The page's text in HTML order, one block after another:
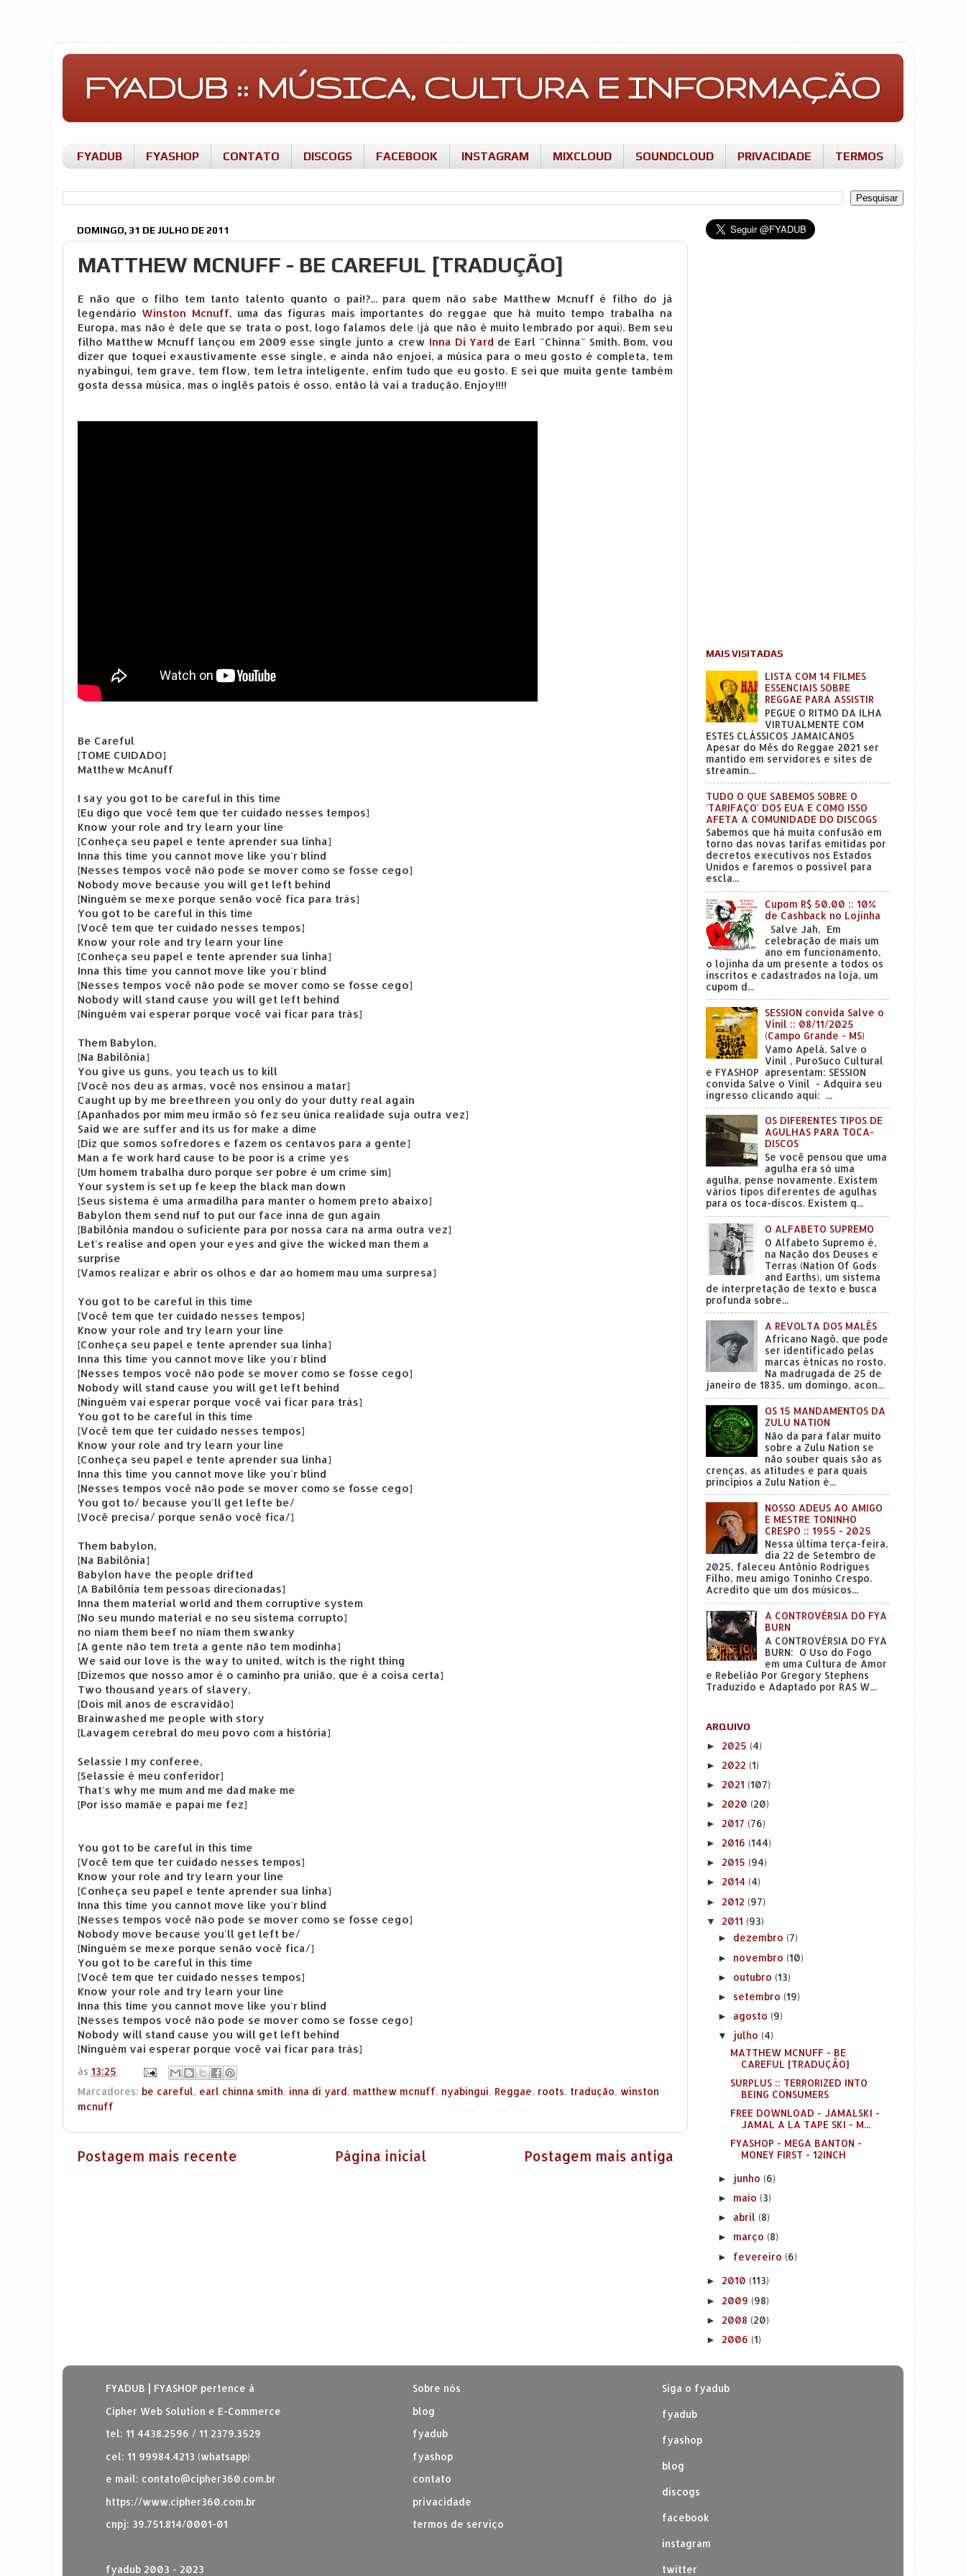
FYADUB :: MÚSICA, CULTURA E INFORMAÇÃO
FYADUB FYASHOP CONTATO DISCOGS FACEBOOK INSTAGRAM MIXCLOUD SOUNDCLOUD PRIVACIDADE TERMOS
DOMINGO, 31 DE JULHO DE 2011
MATTHEW MCNUFF - BE CAREFUL [TRADUÇÃO]
E não que o filho tem tanto talento quanto o pai!?... para quem não sabe Matthew Mcnuff é filho do já
legendário Winston Mcnuff, uma das figuras mais importantes do reggae que há muito tempo trabalha na
Europa, mas não é dele que se trata o post, logo falamos dele (já que não é muito lembrado por aqui). Bem seu
filho Matthew Mcnuff lançou em 2009 esse single junto a crew Inna Di Yard de Earl "Chinna" Smith. Bom, vou
dizer que toquei exaustivamente esse single, e ainda não enjoei, a música para o meu gosto é completa, tem
nyabingui, tem grave, tem flow, tem letra inteligente, enfim tudo que eu gosto. E sei que muita gente também
gosta dessa música, mas o inglês patois é osso, então lá vai a tradução. Enjoy!!!!
Be Careful
[TOME CUIDADO]
Matthew McAnuff
I say you got to be careful in this time
[Eu digo que você tem que ter cuidado nesses tempos]
Know your role and try learn your line
[Conheça seu papel e tente aprender sua linha]
Inna this time you cannot move like you'r blind
[Nesses tempos você não pode se mover como se fosse cego]
Nobody move because you will get left behind
[Ninguém se mexe porque senão você fica para trás]
You got to be careful in this time
[Você tem que ter cuidado nesses tempos]
Know your role and try learn your line
[Conheça seu papel e tente aprender sua linha]
Inna this time you cannot move like you'r blind
[Nesses tempos você não pode se mover como se fosse cego]
Nobody will stand cause you will get left behind
[Ninguém vai esperar porque você vai ficar para trás]
Them Babylon,
[Na Babilônia]
You give us guns, you teach us to kill
[Você nos deu as armas, você nos ensinou a matar]
Caught up by me breethreen you only do your dutty real again
[Apanhados por mim meu irmão só fez seu única realidade suja outra vez]
Said we are suffer and its us for make a dime
[Diz que somos sofredores e fazem os centavos para a gente]
Man a fe work hard cause to be poor is a crime yes
[Um homem trabalha duro porque ser pobre é um crime sim]
Your system is set up fe keep the black man down
[Seus sistema é uma armadilha para manter o homem preto abaixo]
Babylon them send nuf to put our face inna de gun again
[Babilônia mandou o suficiente para por nossa cara na arma outra vez]
Let's realise and open your eyes and give the wicked man them a
surprise
[Vamos realizar e abrir os olhos e dar ao homem mau uma surpresa]
You got to be careful in this time
[Você tem que ter cuidado nesses tempos]
Know your role and try learn your line
[Conheça seu papel e tente aprender sua linha]
Inna this time you cannot move like you'r blind
[Nesses tempos você não pode se mover como se fosse cego]
Nobody will stand cause you will get left behind
[Ninguém vai esperar porque você vai ficar para trás]
You got to be careful in this time
[Você tem que ter cuidado nesses tempos]
Know your role and try learn your line
[Conheça seu papel e tente aprender sua linha]
Inna this time you cannot move like you'r blind
[Nesses tempos você não pode se mover como se fosse cego]
You got to/ because you'll get lefte be/
[Você precisa/ porque senão você fica/]
Them babylon,
[Na Babilônia]
Babylon have the people drifted
[A Babilônia tem pessoas direcionadas]
Inna them material world and them corruptive system
[No seu mundo material e no seu sistema corrupto]
no niam them beef no niam them swanky
[A gente não tem treta a gente não tem modinha]
We said our love is the way to united, witch is the right thing
[Dizemos que nosso amor é o caminho pra união, que é a coisa certa]
Two thousand years of slavery,
[Dois mil anos de escravidão]
Brainwashed me people with story
[Lavagem cerebral do meu povo com a história]
Selassie I my conferee,
[Selassie é meu conferidor]
That's why me mum and me dad make me
[Por isso mamãe e papai me fez]
You got to be careful in this time
[Você tem que ter cuidado nesses tempos]
Know your role and try learn your line
[Conheça seu papel e tente aprender sua linha]
Inna this time you cannot move like you'r blind
[Nesses tempos você não pode se mover como se fosse cego]
Nobody move because you'll get left be/
[Ninguém se mexe porque senão você fica/]
You got to be careful in this time
[Você tem que ter cuidado nesses tempos]
Know your role and try learn your line
Inna this time you cannot move like you'r blind
[Nesses tempos você não pode se mover como se fosse cego]
Nobody will stand cause you will get left behind
[Ninguém vai esperar porque você vai ficar para trás]
às 13:25
Marcadores: be careful, earl chinna smith, inna di yard, matthew mcnuff, nyabingui, Reggae, roots, tradução, winston
mcnuff
Postagem mais recente Postagem mais antiga
Página inicial
MAIS VISITADAS
LISTA COM 14 FILMES
ESSENCIAIS SOBRE
REGGAE PARA ASSISTIR
PEGUE O RITMO DA ILHA
VIRTUALMENTE COM
ESTES CLÁSSICOS JAMAICANOS
Apesar do Mês do Reggae 2021 ser
mantido em servidores e sites de
streamin...
TUDO O QUE SABEMOS SOBRE O
'TARIFAÇO' DOS EUA E COMO ISSO
AFETA A COMUNIDADE DO DISCOGS
Sabemos que há muita confusão em
torno das novas tarifas emitidas por
decretos executivos nos Estados
Unidos e faremos o possível para
escla...
Cupom R$ 50,00 :: 10%
de Cashback no Lojinha
Salve Jah, Em
celebração de mais um
ano em funcionamento,
o lojinha da um presente a todos os
inscritos e cadastrados na loja, um
cupom d...
SESSION convida Salve o
Vinil :: 08/11/2025
(Campo Grande - MS)
Vamo Apelá, Salve o
Vinil , PuroSuco Cultural
e FYASHOP apresentam: SESSION
convida Salve o Vinil - Adquira seu
ingresso clicando aqui: ...
OS DIFERENTES TIPOS DE
AGULHAS PARA TOCA-
DISCOS
Se você pensou que uma
agulha era só uma
agulha, pense novamente. Existem
vários tipos diferentes de agulhas
para os toca-discos. Existem q...
O ALFABETO SUPREMO
O Alfabeto Supremo é,
na Nação dos Deuses e
Terras (Nation Of Gods
and Earths), um sistema
de interpretação de texto e busca
profunda sobre...
A REVOLTA DOS MALÊS
Africano Nagô, que pode
ser identificado pelas
marcas étnicas no rosto.
Na madrugada de 25 de
janeiro de 1835, um domingo, acon...
OS 15 MANDAMENTOS DA
ZULU NATION
Não da para falar muito
sobre a Zulu Nation se
não souber quais são as
crenças, as atitudes e para quais
princípios a Zulu Nation é...
NOSSO ADEUS AO AMIGO
E MESTRE TONINHO
CRESPO :: 1955 - 2025
Nessa última terça-feira,
dia 22 de Setembro de
2025, faleceu Antônio Rodrigues
Filho, meu amigo Toninho Crespo.
Acredito que um dos músicos...
A CONTROVÉRSIA DO FYA
BURN
A CONTROVÉRSIA DO FYA
BURN: O Uso do Fogo
em uma Cultura de Amor
e Rebelião Por Gregory Stephens
Traduzido e Adaptado por RAS W...
ARQUIVO
► 2025 (4)
► 2022 (1)
► 2021 (107)
► 2020 (20)
► 2017 (76)
► 2016 (144)
► 2015 (94)
► 2014 (4)
► 2012 (97)
▼ 2011 (93)
► dezembro (7)
► novembro (10)
► outubro (13)
► setembro (19)
► agosto (9)
▼ julho (4)
MATTHEW MCNUFF - BE
CAREFUL [TRADUÇÃO]
SURPLUS :: TERRORIZED INTO
BEING CONSUMERS
FREE DOWNLOAD - JAMALSKI -
JAMAL A LA TAPE SKI - M...
FYASHOP - MEGA BANTON -
MONEY FIRST - 12INCH
► junho (6)
► maio (3)
► abril (8)
► março (8)
► fevereiro (6)
► 2010 (113)
► 2009 (98)
► 2008 (20)
► 2006 (1)
FYADUB | FYASHOP pertence à
Cipher Web Solution e E-Commerce
tel: 11 4438.2596 / 11 2379.3529
cel: 11 99984.4213 (whatsapp)
e mail: contato@cipher360.com.br
https://www.cipher360.com.br
cnpj: 39.751.814/0001-01
fyadub 2003 - 2023
Sobre nós
blog
fyadub
fyashop
contato
privacidade
termos de serviço
Siga o fyadub
fyadub
fyashop
blog
discogs
facebook
instagram
twitter